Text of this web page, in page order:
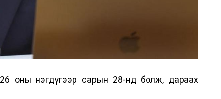
оны нэгдүгээр сарын 28-нд болж, дараах